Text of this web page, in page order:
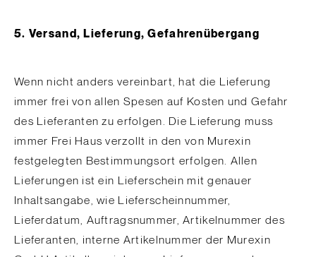
5. Versand, Lieferung, Gefahrenübergang
Wenn nicht anders vereinbart, hat die Lieferung
immer frei von allen Spesen auf Kosten und Gefahr
des Lieferanten zu erfolgen. Die Lieferung muss
immer Frei Haus verzollt in den von Murexin
festgelegten Bestimmungsort erfolgen. Allen
Lieferungen ist ein Lieferschein mit genauer
Inhaltsangabe, wie Lieferscheinnummer,
Lieferdatum, Auftragsnummer, Artikelnummer des
Lieferanten, interne Artikelnummer der Murexin